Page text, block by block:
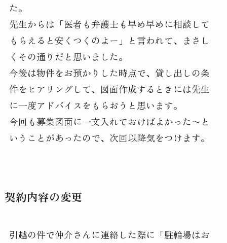
た。
先生からは「医者も弁護士も早め早めに相談して
もらえると安くつくのよー」と言われて、まさし
くその通りだと思いました。
今後は物件をお預かりした時点で、貸し出しの条
件をヒアリングして、図面作成するときには先生
に一度アドバイスをもらおうと思います。
今回も募集図面に一文入れておけばよかった〜と
いうことがあったので、次回以降気をつけます。
契約内容の変更
引越の件で仲介さんに連絡した際に「駐輪場はお